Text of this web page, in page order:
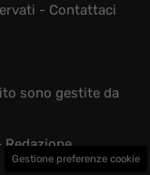
- Contattaci
sono gestite da
Redazione
Gestione preferenze cookie